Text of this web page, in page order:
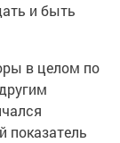
и быть
в целом по
показатель